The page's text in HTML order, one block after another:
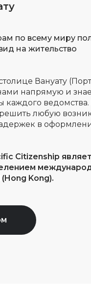
по всему миру
на жительство
Вануату
напрямую и
каждого
решить любую
в
Citizenship
Kong).